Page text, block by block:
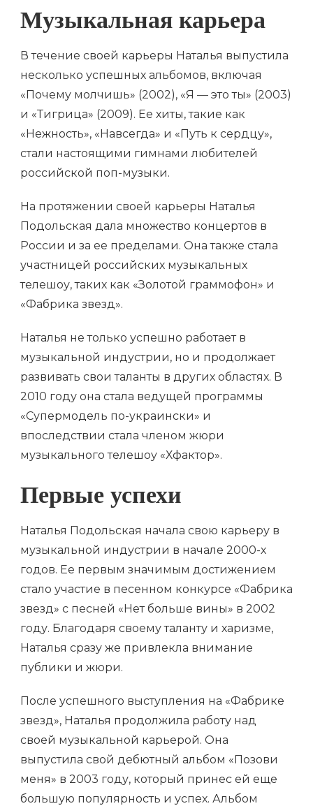
Музыкальная карьера
В течение своей карьеры Наталья выпустила
несколько успешных альбомов, включая
«Почему молчишь» (2002), «Я — это ты» (2003)
и «Тигрица» (2009). Ее хиты, такие как
«Нежность», «Навсегда» и «Путь к сердцу»,
стали настоящими гимнами любителей
российской поп-музыки.
На протяжении своей карьеры Наталья
Подольская дала множество концертов в
России и за ее пределами. Она также стала
участницей российских музыкальных
телешоу, таких как «Золотой граммофон» и
«Фабрика звезд».
Наталья не только успешно работает в
музыкальной индустрии, но и продолжает
развивать свои таланты в других областях. В
2010 году она стала ведущей программы
«Супермодель по-украински» и
впоследствии стала членом жюри
музыкального телешоу «Хфактор».
Первые успехи
Наталья Подольская начала свою карьеру в
музыкальной индустрии в начале 2000-х
годов. Ее первым значимым достижением
стало участие в песенном конкурсе «Фабрика
звезд» с песней «Нет больше вины» в 2002
году. Благодаря своему таланту и харизме,
Наталья сразу же привлекла внимание
публики и жюри.
После успешного выступления на «Фабрике
звезд», Наталья продолжила работу над
своей музыкальной карьерой. Она
выпустила свой дебютный альбом «Позови
меня» в 2003 году, который принес ей еще
большую популярность и успех. Альбом